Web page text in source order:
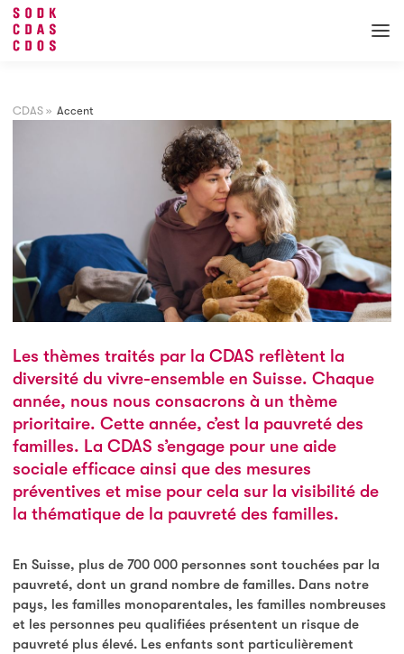
CDAS » Accent
Les thèmes traités par la CDAS reflètent la
diversité du vivre-ensemble en Suisse. Chaque
année, nous nous consacrons à un thème
prioritaire. Cette année, c’est la pauvreté des
familles. La CDAS s’engage pour une aide
sociale efficace ainsi que des mesures
préventives et mise pour cela sur la visibilité de
la thématique de la pauvreté des familles.
En Suisse, plus de 700 000 personnes sont touchées par la
pauvreté, dont un grand nombre de familles. Dans notre
pays, les familles monoparentales, les familles nombreuses
et les personnes peu qualifiées présentent un risque de
pauvreté plus élevé. Les enfants sont particulièrement